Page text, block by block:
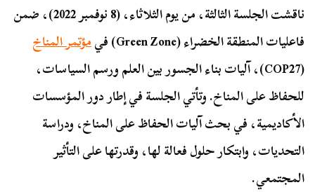
ناقشت الجلسة الثالثة، من يوم الثلاثاء، (8 نوفمبر 2022)، ضمن
فاعليات المنطقة الخضراء (Green Zone) في
مؤتمر المناخ
(COP27)، آليات بناء الجسور بين العلم ورسم السياسات،
للحفاظ على المناخ. وتأتي الجلسة في إطار دور المؤسسات
الأكاديمية، في بحث آليات الحفاظ على المناخ، ودراسة
التحديات، وابتكار حلول فعالة لها، وقدرتها على التأثير
المجتمعي.